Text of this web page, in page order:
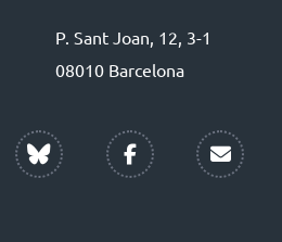
P. Sant Joan, 12, 3-1
08010 Barcelona